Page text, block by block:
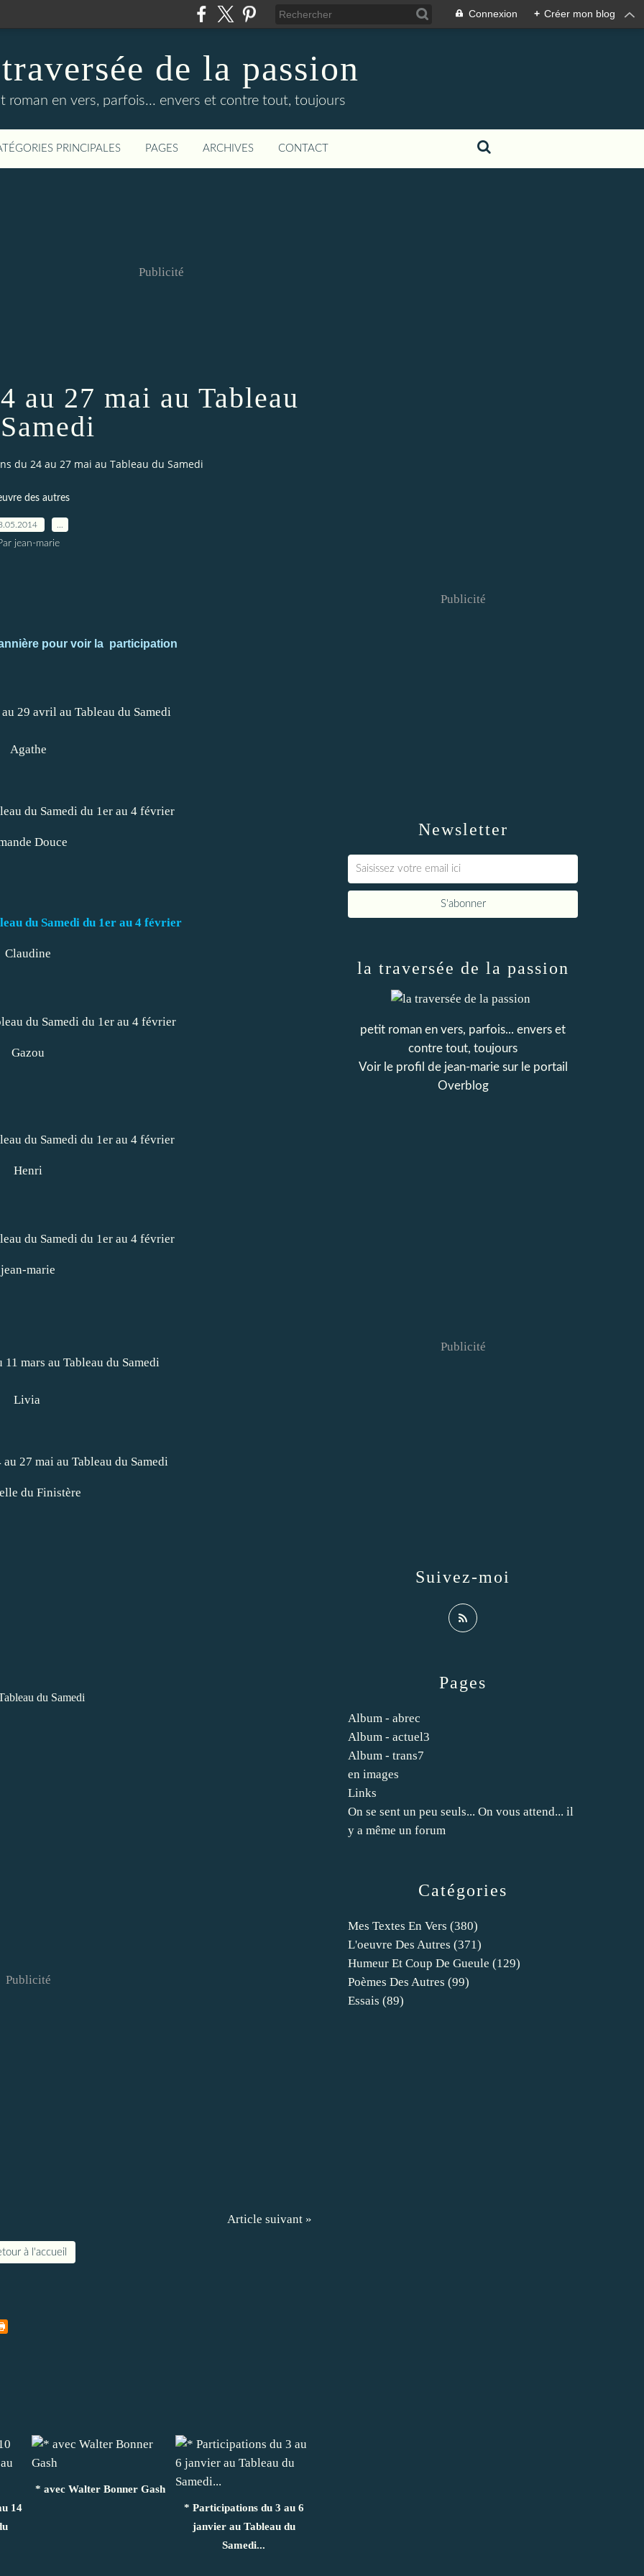
Connexion + Créer mon blog
de la passion
roman en vers, parfois... envers et contre tout, toujours
PRINCIPALES PAGES ARCHIVES CONTACT
Publicité
au 27 mai au Tableau
du 24 au 27 mai au Tableau du Samedi
des autres
jean-marie
pour voir la participation
Agathe
Douce
Claudine
Gazou
Henri
jean-marie
Livia
du Finistère
Publicité
Article suivant »
à l'accueil
14
* avec Walter Bonner Gash
* Participations du 3 au 6
janvier au Tableau du
Samedi...
Newsletter
Publicité
Catégories
Mes Textes En Vers (380)
L'oeuvre Des Autres (371)
Humeur Et Coup De Gueule (129)
Poèmes Des Autres (99)
Essais (89)
Pages
Album - abrec
Album - actuel3
Album - trans7
en images
Links
On se sent un peu seuls... On vous attend... il
y a même un forum
la traversée de la passion
petit roman en vers, parfois... envers et
contre tout, toujours
Voir le profil de jean-mariesur le portail
Overblog
Suivez-moi
Publicité